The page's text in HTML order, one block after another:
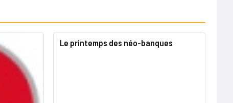
Le printemps des néo-banques